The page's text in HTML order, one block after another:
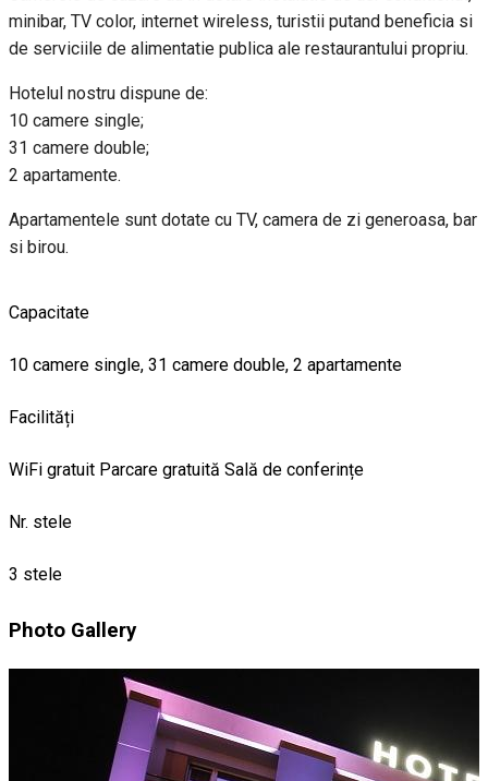
minibar, TV color, internet wireless, turistii putand beneficia si
de serviciile de alimentatie publica ale restaurantului propriu.
Hotelul nostru dispune de:
10 camere single;
31 camere double;
2 apartamente.
Apartamentele sunt dotate cu TV, camera de zi generoasa, bar
si birou.
Capacitate
10 camere single, 31 camere double, 2 apartamente
Facilități
WiFi gratuit Parcare gratuită Sală de conferințe
Nr. stele
3 stele
Photo Gallery